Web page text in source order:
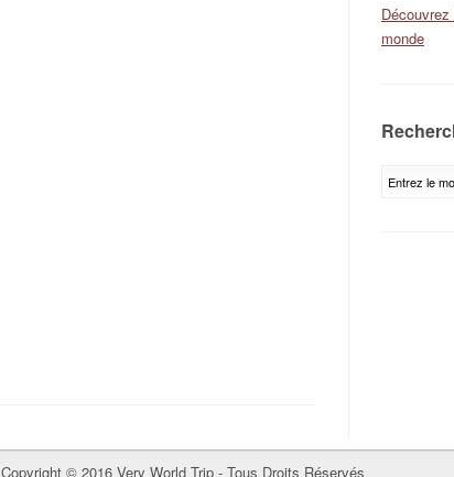
monde
Copyright © 2016 Very World Trip - Tous Droits Réservés